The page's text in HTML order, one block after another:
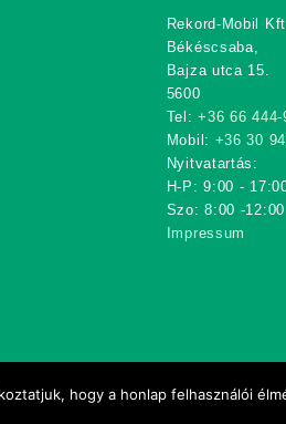
Rekord-Mobil
Békéscsaba,
Bajza utca 15.
5600
Tel:+36 66 444-
Mobil: +36 30
Nyitvatartás:
H-P: 9:00 -
Szo: 8:00 -12:00
Impressum
hogy a honlap felhasználói